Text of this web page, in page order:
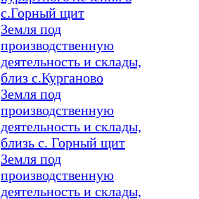
с.Горный щит
Земля под
производственную
деятельность и склады,
близ с.Курганово
Земля под
производственную
деятельность и склады,
близь с. Горный щит
Земля под
производственную
деятельность и склады,